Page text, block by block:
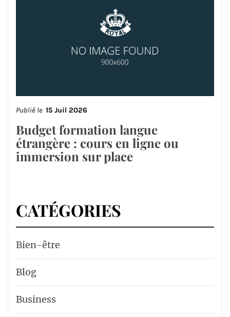
Publié le 15 Juil 2026
Budget formation langue
étrangère : cours en ligne ou
immersion sur place
CATÉGORIES
Bien-être
Blog
Business